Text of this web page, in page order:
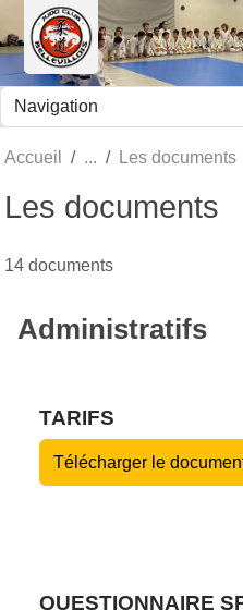
Accueil Les documents
Les documents
14 documents
Administratifs
TARIFS
Télécharger le
QUESTIONNAIRE
Panneau de gestion des